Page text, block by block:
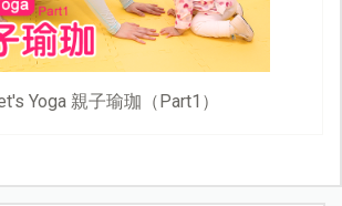
Yoga 親子瑜珈（Part1）